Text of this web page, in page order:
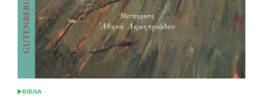
POSTED
ΒΙΒΛΙΑ